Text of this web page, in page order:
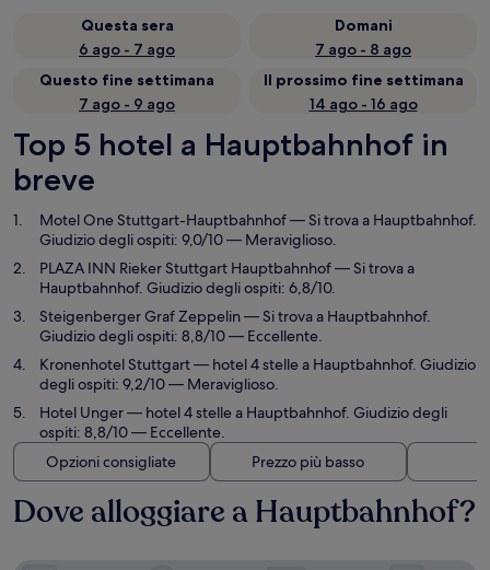
Questa sera
6 ago - 7 ago
Domani
7 ago - 8 ago
Questo fine settimana
7 ago - 9 ago
Il prossimo fine settimana
14 ago - 16 ago
Top 5 hotel a Hauptbahnhof in
breve
Motel One Stuttgart-Hauptbahnhof— Si trova a Hauptbahnhof.
Giudizio degli ospiti: 9,0/10 — Meraviglioso.
PLAZA INN Rieker Stuttgart Hauptbahnhof— Si trova a
Hauptbahnhof. Giudizio degli ospiti: 6,8/10.
Steigenberger Graf Zeppelin— Si trova a Hauptbahnhof.
Giudizio degli ospiti: 8,8/10 — Eccellente.
Kronenhotel Stuttgart— hotel 4 stelle a Hauptbahnhof. Giudizio
degli ospiti: 9,2/10 — Meraviglioso.
Hotel Unger— hotel 4 stelle a Hauptbahnhof. Giudizio degli
ospiti: 8,8/10 — Eccellente.
Opzioni consigliate
Prezzo più basso
Dove alloggiare a Hauptbahnhof?